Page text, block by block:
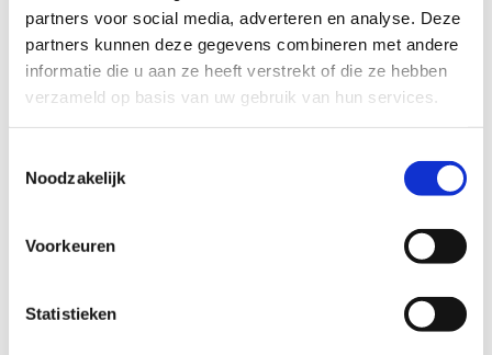
partners voor social media, adverteren en analyse. Deze
partners kunnen deze gegevens combineren met andere
informatie die u aan ze heeft verstrekt of die ze hebben
verzameld op basis van uw gebruik van hun services.
Noodzakelijk
Voorkeuren
Statistieken
Ninja & LÜ